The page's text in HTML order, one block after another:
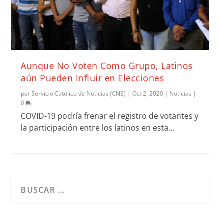
Aunque No Voten Como Grupo, Latinos
aún Pueden Influir en Elecciones
porServicio Católico de Noticias (CNS) |Oct 2, 2020 | Noticias |
0
COVID-19 podría frenar el registro de votantes y
la participación entre los latinos en esta...